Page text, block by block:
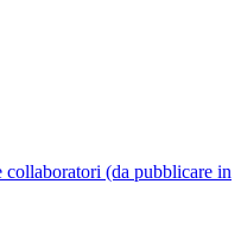
collaboratori (da pubblicare in